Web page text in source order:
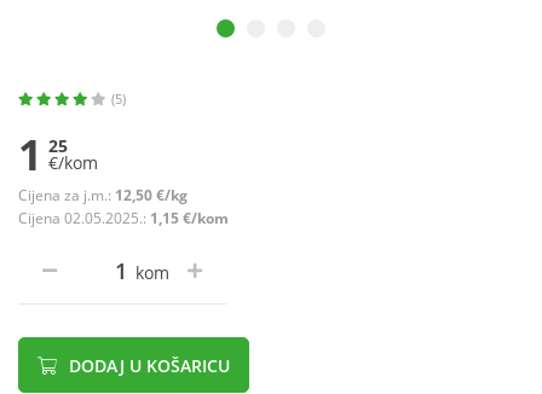
(5)
1 25
€/kom
Cijena za j.m.: 12,50 €/kg
Cijena 02.05.2025.: 1,15 €/kom
kom
DODAJ U KOŠARICU